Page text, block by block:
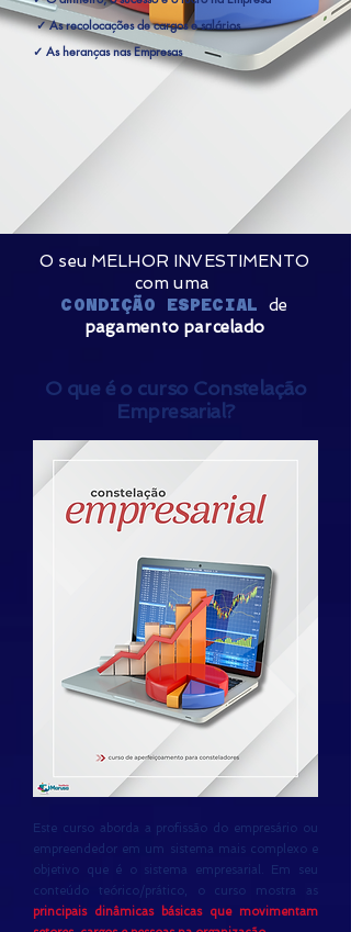
✓ As recolocações de cargos e salários
✓ As heranças nas Empresas
O seu MELHOR INVESTIMENTO
com uma
CONDIÇÃO ESPECIAL
de
pagamento parcelado
O que é o curso Constelação
Empresarial?
Este curso aborda a profissão do empresário ou
empreendedor em um sistema mais complexo e
objetivo que é o sistema empresarial. Em seu
conteúdo teórico/prático, o curso mostra as
principais dinâmicas básicas que movimentam